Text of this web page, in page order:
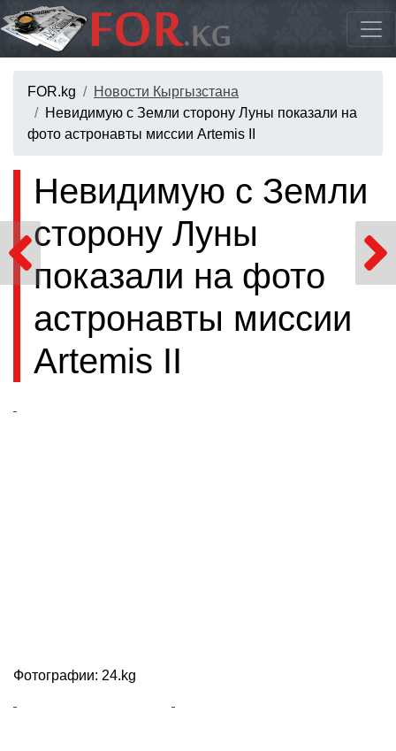
FOR.kg
Новости Кыргызстана
Невидимую с Земли сторону Луны показали на
фото астронавты миссии Artemis II
Невидимую с Земли
сторону Луны
показали на фото
астронавты миссии
Artemis II
Фотографии: 24.kg